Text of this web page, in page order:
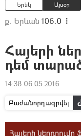
Երեկ Այսօր
ք. Երևան 106.0
Հայերի
դեմ
14:38 06.05.2016
Բաժանորդագրվել